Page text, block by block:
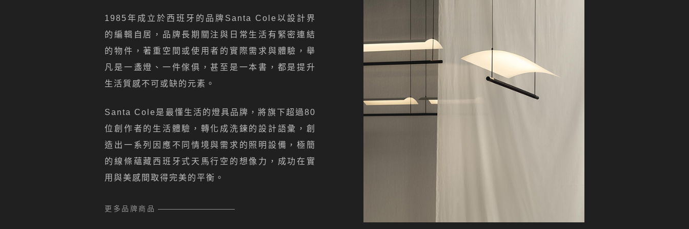
1985年成立於西班牙的品牌Santa Cole以設計界
的編輯自居，品牌長期關注與日常生活有緊密連結
的物件，著重空間或使用者的實際需求與體驗，舉
凡是一盞燈、一件傢俱，甚至是一本書，都是提升
生活質感不可或缺的元素。
Santa Cole是最懂生活的燈具品牌，將旗下超過80
位創作者的生活體驗，轉化成洗鍊的設計語彙，創
造出一系列因應不同情境與需求的照明設備，極簡
的線條蘊藏西班牙式天馬行空的想像力，成功在實
用與美感間取得完美的平衡。
更多品牌商品